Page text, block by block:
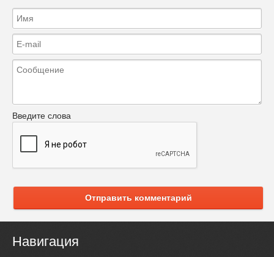
Введите слова
Отправить комментарий
Навигация